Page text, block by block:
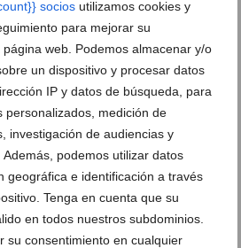
socios utilizamos cookies y
para mejorar su
web. Podemos almacenar y/o
un dispositivo y procesar datos
IP y datos de búsqueda, para
personalizados, medición de
investigación de audiencias y
podemos utilizar datos
geográfica e identificación a través
Tenga en cuenta que su
en todos nuestros subdominios.
su consentimiento en cualquier
es de 225.000 €*.